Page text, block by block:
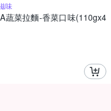
味
蔬菜拉麵-香菜口味(110gx4